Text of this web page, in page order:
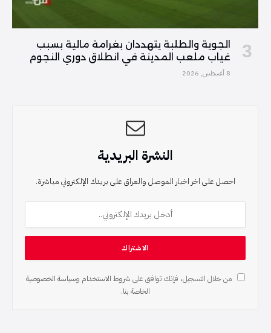
الجوية والطلبة يتهددان بغرامة مالية بسبب
غياب ملعب المدينة في انطلاق دوري النجوم
8 أغسطس, 2026
النشرة البريدية
احصل على اخر اخبار الموصل والعراق على بريدك الإلكتروني مباشرة.
من خلال التسجيل، فإنك توافق على شروط الاستخدام وسياسة الخصوصية
الخاصة بنا.